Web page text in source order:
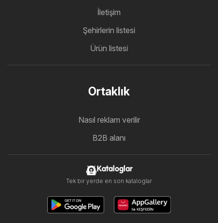
İletişim
Şehirlerin listesi
Ürün listesi
Ortaklık
Nasıl reklam verilir
B2B alanı
Kataloglar
Tek bir yerde en son kataloglar